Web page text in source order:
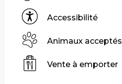
Accessibilité
Animaux acceptés
Vente à emporter